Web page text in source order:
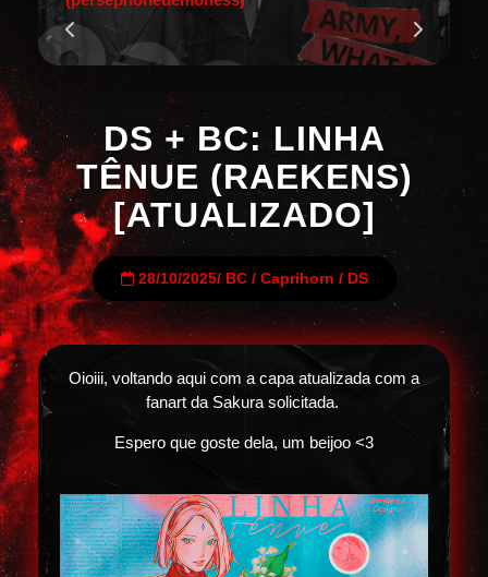
DS + BC: LINHA
TÊNUE (RAEKENS)
[ATUALIZADO]
28/10/2025/ BC/ Caprihorn / DS
Oioiii, voltando aqui com a capa atualizada com a
fanart da Sakura solicitada.
Espero que goste dela, um beijoo <3